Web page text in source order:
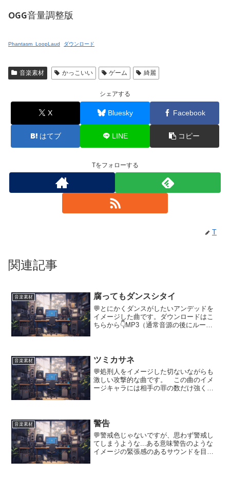
OGG音量調整版
Phantasm_LoopLaud ダウンロード
音楽素材 かっこいい ゲーム 綺麗
シェアする
X Bluesky Facebook
はてブ LINE コピー
Tをフォローする
T
関連記事
音楽素材 腐ってもダンスシタイ
💬とにかくダンスがしたいアンデッドを
イメージした曲です。ダウンロードはこ
ちらから👇MP3（通常音源の後にループ
ントロ無 ループ用ダウ...
音楽素材 ツミカサネ
💬処刑人をイメージした切ないながらも
激しい攻撃的な曲です。 この曲のイメ
ージキャラには相手の罪の数だけ強くな
にループできます）ツミ...
音楽素材 警告
💬警戒色じゃないですが、思わず警戒し
てしまうような...ある意味警告のような
イメージの緊張感のあるサウンドを目指